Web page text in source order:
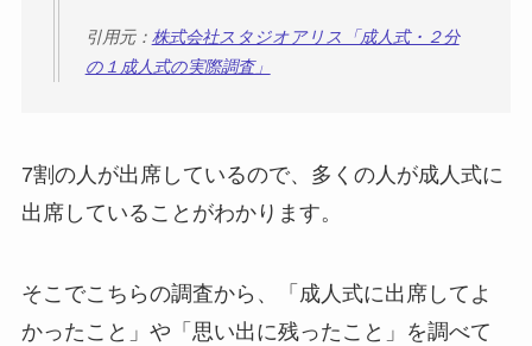
引用元： 株式会社スタジオアリス「成人式・２分
の１成人式の実際調査」
7割の人が出席しているので、多くの人が成人式に
出席していることがわかります。
そこでこちらの調査から、「成人式に出席してよ
かったこと」や「思い出に残ったこと」を調べて